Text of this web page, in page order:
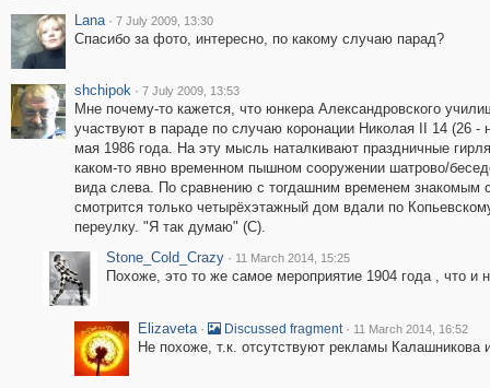
Lana · 7 July 2009, 13:30
Спасибо за фото, интересно, по какому случаю парад?
shchipok · 7 July 2009, 13:53
Мне почему-то кажется, что юнкера Александровского
участвуют в параде по случаю коронации Николая II 14 (26 -
мая 1986 года. На эту мысль наталкивают праздничные
каком-то явно временном пышном сооружении шатрово/
вида слева. По сравнению с тогдашним временем знакомым
смотрится только четырёхэтажный дом вдали по
переулку. "Я так думаю" (С).
Stone_Cold_Crazy · 11 March 2014, 15:25
Похоже, это то же самое мероприятие 1904 года , что и
Elizaveta · Discussed fragment · 11 March 2014, 16:52
Не похоже, т.к. отсутствуют рекламы Калашникова